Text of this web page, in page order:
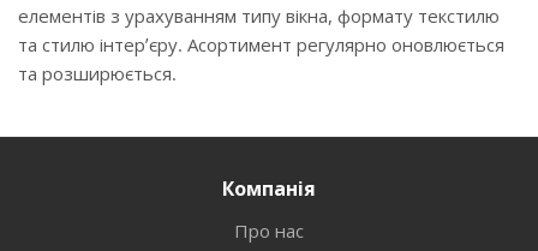
елементів з урахуванням типу вікна, формату текстилю
та стилю інтер’єру. Асортимент регулярно оновлюється
та розширюється.
Компанія
Про нас